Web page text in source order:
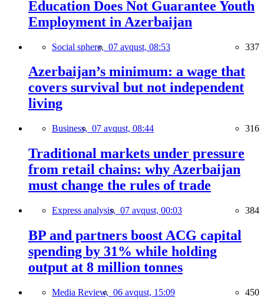
Education Does Not Guarantee Youth
Employment in Azerbaijan
Social sphere, 07 avqust, 08:53 337
Azerbaijan’s minimum: a wage that
covers survival but not independent
living
Business, 07 avqust, 08:44 316
Traditional markets under pressure
from retail chains: why Azerbaijan
must change the rules of trade
Express analysis, 07 avqust, 00:03 384
BP and partners boost ACG capital
spending by 31% while holding
output at 8 million tonnes
Media Review, 06 avqust, 15:09 450